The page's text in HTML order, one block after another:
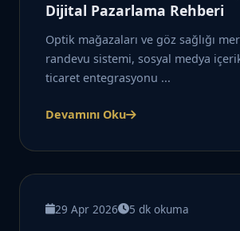
Dijital Pazarlama Rehberi
Optik mağazaları ve göz sağlığı
randevu sistemi, sosyal medya
ticaret entegrasyonu ...
Devamını Oku
29 Apr 2026 5 dk okuma